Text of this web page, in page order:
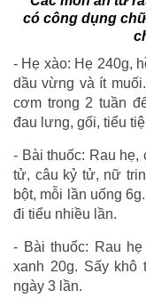
có công dụng
- Hẹ xào: Hẹ 240g,
dầu vừng và ít
cơm trong 2 tuần
đau lưng, gối, tiểu
- Bài thuốc: Rau hẹ,
tử, câu kỷ tử, nữ
bột, mỗi lần uống
đi tiểu nhiều lần.
- Bài thuốc: Rau
xanh 20g. Sấy khô
ngày 3 lần.